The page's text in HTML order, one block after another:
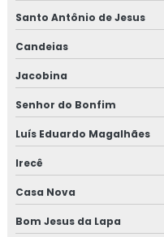
Santo Antônio de Jesus
Candeias
Jacobina
Senhor do Bonfim
Luís Eduardo Magalhães
Irecê
Casa Nova
Bom Jesus da Lapa